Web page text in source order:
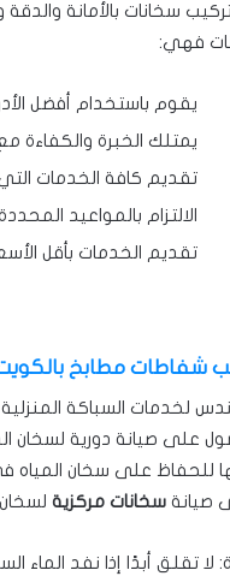
سخانات بالأمانة
فهي:
باستخدام أفضل الأدوات
الخبرة والكفاءة مع
كافة الخدمات التي
بالمواعيد
الخدمات بأقل
شفاطات مطابخ بالكويت
لخدمات السباكة
على صيانة دورية
للحفاظ على سخان
صيانة سخانات مركزية
لا تقلق أبدًا إذا نفد